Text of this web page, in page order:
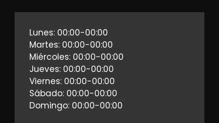
Lunes: 00:00-00:00
Martes: 00:00-00:00
Miércoles: 00:00-00:00
Jueves: 00:00-00:00
Viernes: 00:00-00:00
Sábado: 00:00-00:00
Domingo: 00:00-00:00